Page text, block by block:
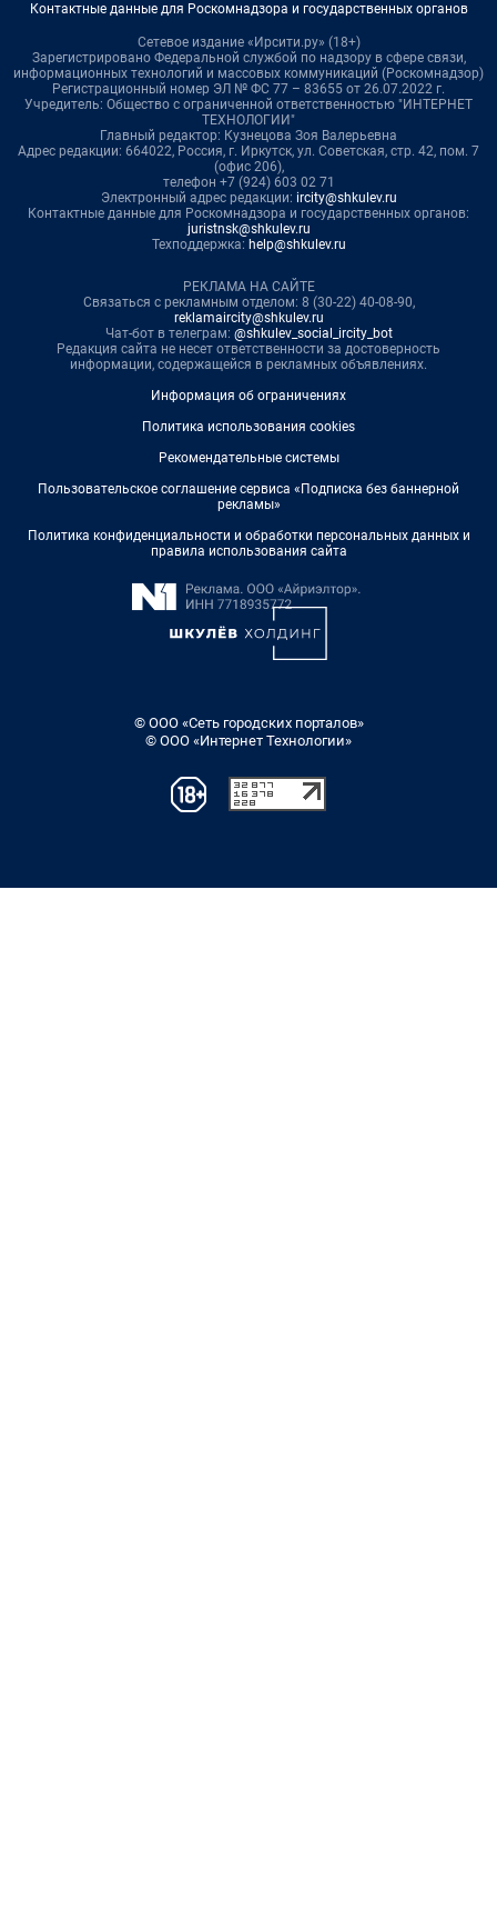
Контактные данные для Роскомнадзора и государственных органов
Сетевое издание «Ирсити.ру» (18+)
Зарегистрировано Федеральной службой по надзору в сфере связи,
информационных технологий и массовых коммуникаций (Роскомнадзор)
Регистрационный номер ЭЛ № ФС 77 – 83655 от 26.07.2022 г.
Учредитель: Общество с ограниченной ответственностью "ИНТЕРНЕТ
ТЕХНОЛОГИИ"
Главный редактор: Кузнецова Зоя Валерьевна
Адрес редакции: 664022, Россия, г. Иркутск, ул. Советская, стр. 42, пом. 7
(офис 206),
телефон +7 (924) 603 02 71
Электронный адрес редакции: ircity@shkulev.ru
Контактные данные для Роскомнадзора и государственных органов:
juristnsk@shkulev.ru
Техподдержка: help@shkulev.ru
РЕКЛАМА НА САЙТЕ
Связаться с рекламным отделом: 8 (30-22) 40-08-90,
reklamaircity@shkulev.ru
Чат-бот в телеграм: @shkulev_social_ircity_bot
Редакция сайта не несет ответственности за достоверность
информации, содержащейся в рекламных объявлениях.
Информация об ограничениях
Политика использования cookies
Рекомендательные системы
Пользовательское соглашение сервиса «Подписка без баннерной
рекламы»
Политика конфиденциальности и обработки персональных данных и
правила использования сайта
© ООО «Сеть городских порталов»
© ООО «Интернет Технологии»